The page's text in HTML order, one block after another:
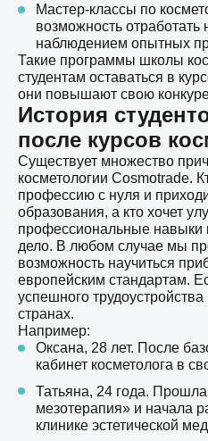
Мастер-классы по
возможность
наблюдением опытных
Такие программы школы
студентам оставаться в
они повышают свою
История
после курсов
Существует множество
косметологии Cosmotrade.
профессию с нуля и
образования, а кто хочет
профессиональные навыки
дело. В любом случае мы
возможность научиться
европейским стандартам.
успешного
странах.
Например:
Оксана, 28 лет. После
кабинет косметолога в
Татьяна, 24 года.
мезотерапия» и начала
клинике эстетической